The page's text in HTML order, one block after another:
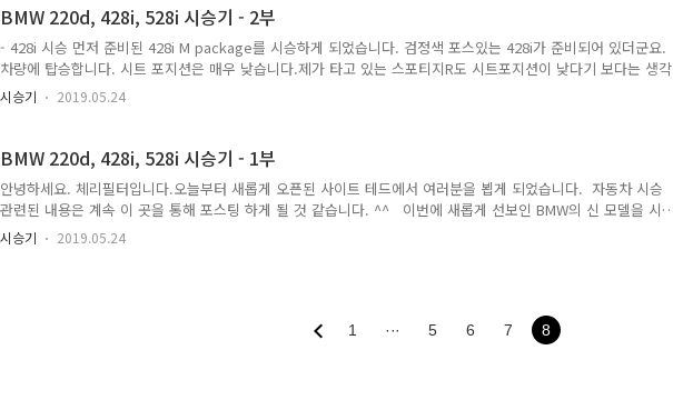
근을 ^^;; 이동하면서 카브리올레 내부를 구경합니다. 콰트로 로고가 박힌 조수석 대쉬보드와 수납함입니다. 안쪽
에 비상용 키가 꼽혀 ..
BMW 220d, 428i, 528i 시승기 - 2부
- 428i 시승 먼저 준비된 428i M package를 시승하게 되었습니다. 검정색 포스있는 428i가 준비되어 있더군요.
차량에 탑승합니다. 시트 포지션은 매우 낮습니다.제가 타고 있는 스포티지R도 시트포지션이 낮다기 보다는 생각
보다 대쉬보드 라인이 많이 올라와 있어서 키가 작은 분들에게는 부담이 되는데,역시 Convertible 모델이라서 그
런가 대쉬보드 아래로 몸이 쑥 들어갑니다. ^^요즘 차량들의 기본적인 디자인이 벨트라인을 높게 가져가고, 창의
는 버킷 시트와 볼스터가 상체와 허벅지를 잘 지지해 주는데 개인적으로는 느낌 굳 입니다. ^^풋레스트와 브레이
크, 악셀레이터의 위치는 적당하며 한..
시승기 2019.05.24
BMW 220d, 428i, 528i 시승기 - 1부
안녕하세요. 체리필터입니다.오늘부터 새롭게 오픈된 사이트 테드에서 여러분을 뵙게 되었습니다. 자동차 시승
관련된 내용은 계속 이 곳을 통해 포스팅 하게 될 것 같습니다. ^^ 이번에 새롭게 선보인 BMW의 신 모델을 시
승해 볼 수 있는 기회가 오늘(2014.3.8) 있었습니다.이번 시승 행사는 분당 한독 모터스에서 하게 되었습니다. 이
번에 시승하게 된 차량은 BMW에서 새롭게 선보인 220d와 428i, 그리고 잠시 시간을 내어서 528i를 시승하게 되
시승기 2019.05.24
1 ··· 5 6 7 8